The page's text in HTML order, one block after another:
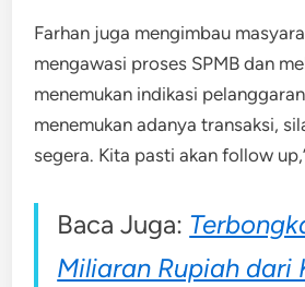
Farhan juga mengimbau
mengawasi proses SPMB dan
menemukan indikasi
menemukan adanya transaksi,
segera. Kita pasti akan follow
Baca Juga:
Miliaran Rupiah dari